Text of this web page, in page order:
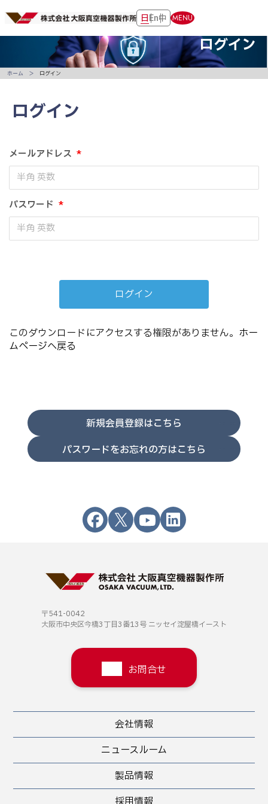
日En中 MENU
ログイン
ログイン
メールアドレス *
パスワード *
このダウンロードにアクセスする権限がありません。 ホー
ムページへ戻る
新規会員登録はこちら
パスワードをお忘れの方はこちら
ホーム ログイン
〒541-0042
大阪市中央区今橋3丁目3番13号 ニッセイ淀屋橋イースト
お問合せ
会社情報
ニュースルーム
製品情報